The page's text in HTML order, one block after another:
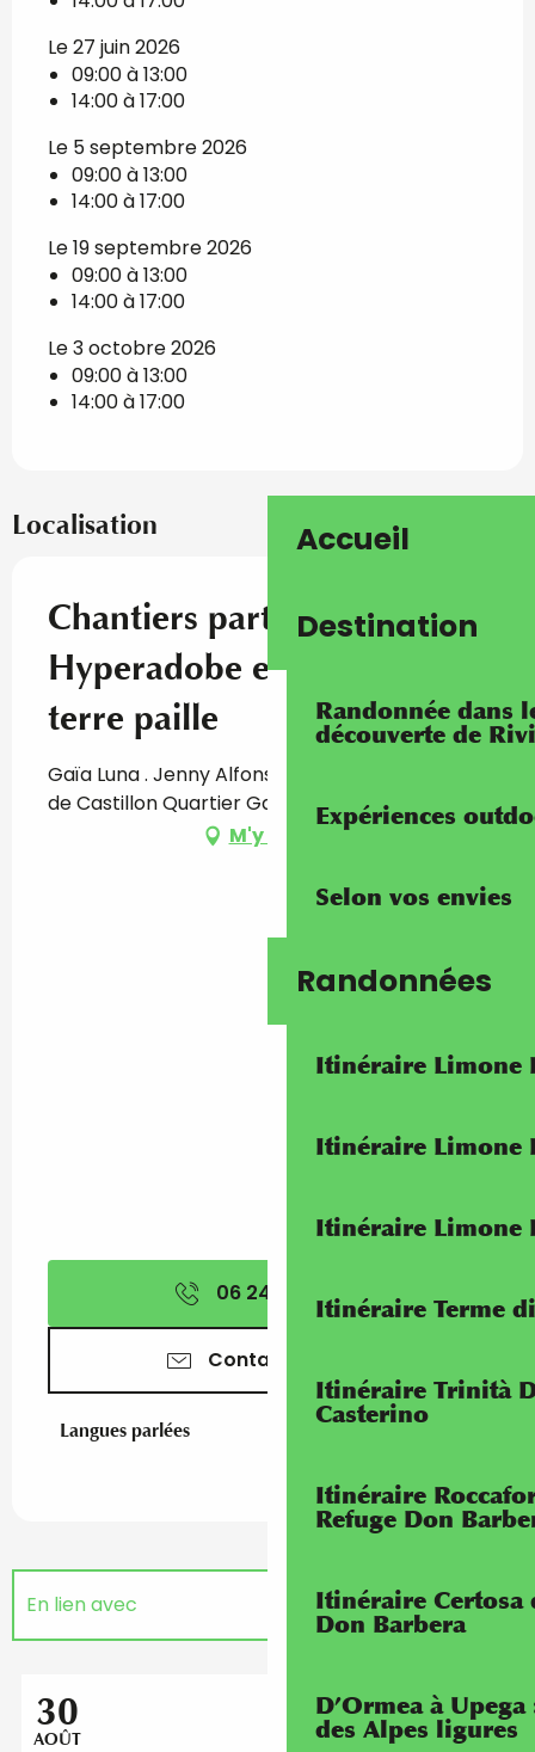
Accueil
Destination
Randonnée dans
découverte de
Expériences
Selon vos envies
Randonnées
Itinéraire Limone
Itinéraire Limone
Itinéraire Limone
Itinéraire Terme
Itinéraire Trinità
Casterino
Itinéraire
Refuge Don
Itinéraire Certosa
Don Barbera
D’Ormea à
des Alpes ligures
Le 27 juin 2026
09:00 à 13:00
14:00 à 17:00
Le 5 septembre 2026
09:00 à 13:00
14:00 à 17:00
Le 19 septembre 2026
09:00 à 13:00
14:00 à 17:00
Le 3 octobre 2026
09:00 à 13:00
14:00 à 17:00
Localisation
Chantiers participatifs :
Hyperadobe et enduits
terre paille
Gaïa Luna . Jenny Alfonso Relova, Route du Col
de Castillon Quartier Gagnoire, 06380 Sospel
M'y rendre
06 24 60 41▒▒
Contactez-nous
Langues parlées
Langues parlées
En lien avec
30
AOÛT